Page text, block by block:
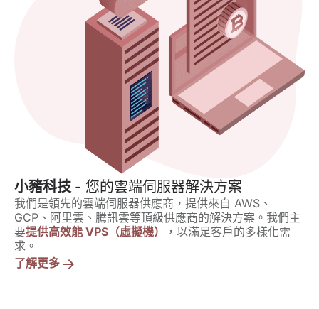
小豬科技 - 您的雲端伺服器解決方案
我們是領先的雲端伺服器供應商，提供來自 AWS、
GCP、阿里雲、騰訊雲等頂級供應商的解決方案。我們主
要提供高效能 VPS（虛擬機）
，以滿足客戶的多樣化需
求。
了解更多